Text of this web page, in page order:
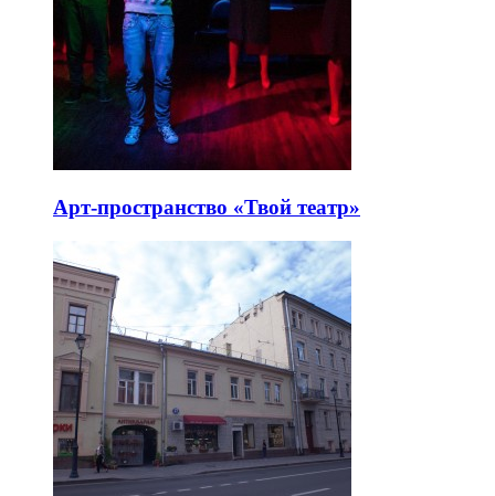
Арт-пространство «Твой театр»